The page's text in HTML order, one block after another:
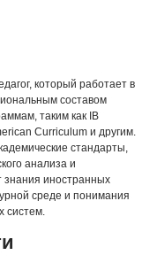
который работает в
составом
таким как IB
Curriculum и другим.
стандарты,
анализа и
знания иностранных
среде и понимания
систем.